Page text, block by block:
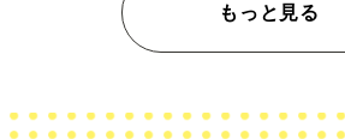
もっと見る